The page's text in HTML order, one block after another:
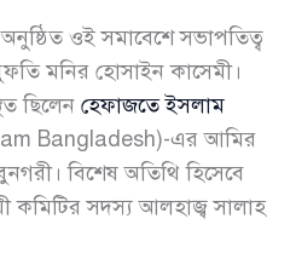
ওই সমাবেশে সভাপতিত্ব
মনির হোসাইন কাসেমী।
ছিলেন হেফাজতে ইসলাম
Bangladesh)-এর আমির
বিশেষ অতিথি হিসেবে
কমিটির সদস্য আলহাজ্ব সালাহ